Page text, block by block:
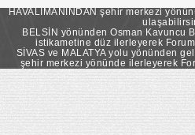
HAVALİMANINDAN şehir merkezi
BELSİN yönünden Osman Kavuncu
istikametine düz ilerleyerek
SİVAS ve MALATYA yolu yönünden
şehir merkezi yönünde ilerleyerek